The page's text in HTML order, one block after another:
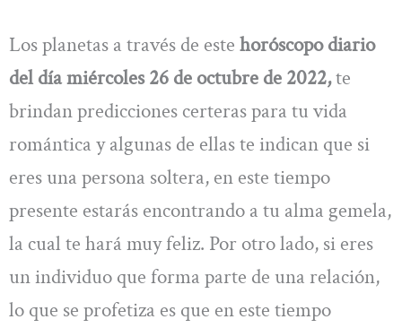
Los planetas a través de este horóscopo diario
del día miércoles 26 de octubre de 2022,te
brindan predicciones certeras para tu vida
romántica y algunas de ellas te indican que si
eres una persona soltera, en este tiempo
presente estarás encontrando a tu alma gemela,
la cual te hará muy feliz. Por otro lado, si eres
un individuo que forma parte de una relación,
lo que se profetiza es que en este tiempo